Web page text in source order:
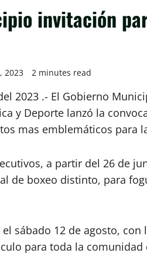
invitación
2023 2 minutes read
2023 .- El Gobierno
y Deporte lanzó la
mas emblemáticos para
a partir del 26 de
de boxeo distinto, para
sábado 12 de agosto,
para toda la comunidad